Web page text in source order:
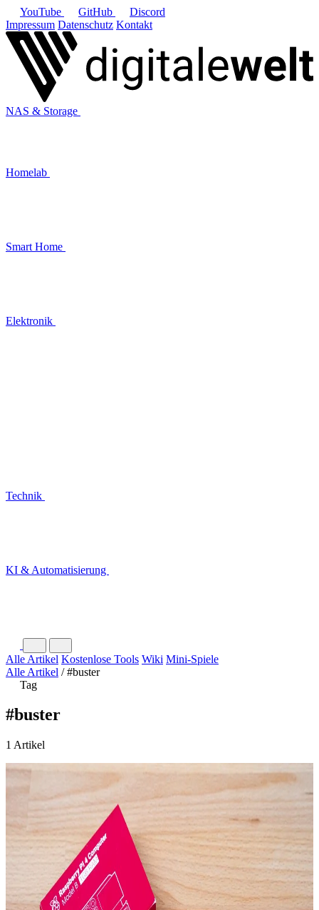
YouTube GitHub
Discord
Impressum Datenschutz Kontakt
NAS & Storage
Homelab
Smart Home
Elektronik
Technik
KI & Automatisierung
Alle Artikel Kostenlose Tools Wiki Mini-Spiele
Alle Artikel / #buster
Tag
#buster
1 Artikel